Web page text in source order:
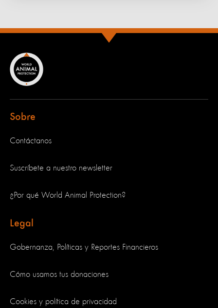
Sobre
Contáctanos
Suscríbete a nuestro newsletter
¿Por qué World Animal Protection?
Legal
Gobernanza, Políticas y Reportes Financieros
Cómo usamos tus donaciones
Cookies y política de privacidad